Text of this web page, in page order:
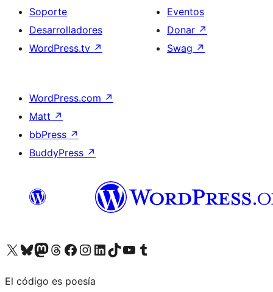
Soporte
Desarrolladores
WordPress.tv ↗
Eventos
Donar ↗
Swag ↗
WordPress.com ↗
Matt ↗
bbPress ↗
BuddyPress ↗
Visita nuestra cuenta de X (anteriormente Twitter)
Visita nuestra cuenta de Bluesky
Visita nuestra cuenta de Mastodon
Visita nuestra cuenta de Threads
Visita nuestra página de Facebook
Visita nuestra cuenta de Instagram
Visita nuestra cuenta de LinkedIn
Visita nuestra cuenta de TikTok
Visita nuestro canal de YouTube
Visita nuestra cuenta de Tumblr
El código es poesía